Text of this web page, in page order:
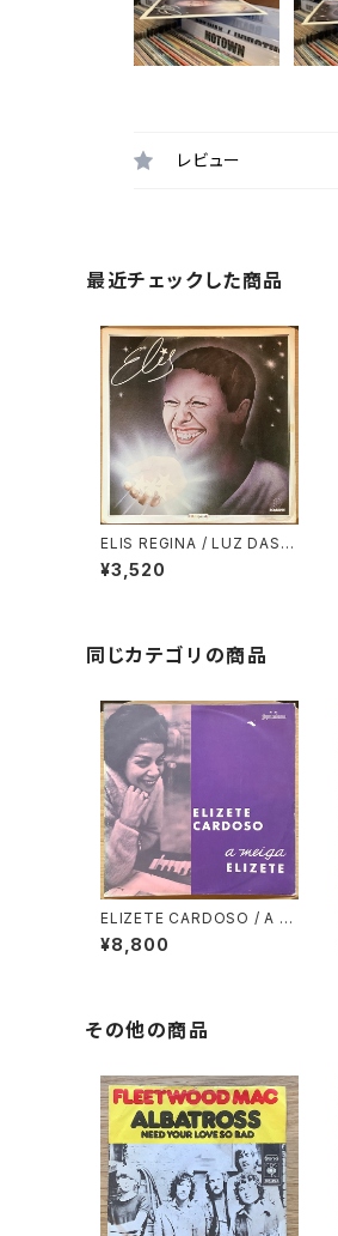
レビュー
最近チェックした商品
ELIS REGINA / LUZ DAS E
STRELAS
¥3,520
同じカテゴリの商品
ELIZETE CARDOSO / A M
EIGA ELIZETE
¥8,800
その他の商品